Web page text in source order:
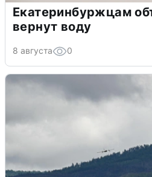
Екатеринбуржцам
вернут воду
8 августа 0